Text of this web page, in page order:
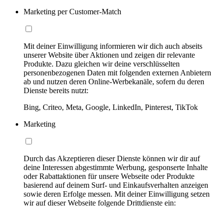
Marketing per Customer-Match
Mit deiner Einwilligung informieren wir dich auch abseits
unserer Website über Aktionen und zeigen dir relevante
Produkte. Dazu gleichen wir deine verschlüsselten
personenbezogenen Daten mit folgenden externen Anbietern
ab und nutzen deren Online-Werbekanäle, sofern du deren
Dienste bereits nutzt:
Bing, Criteo, Meta, Google, LinkedIn, Pinterest, TikTok
Marketing
Durch das Akzeptieren dieser Dienste können wir dir auf
deine Interessen abgestimmte Werbung, gesponserte Inhalte
oder Rabattaktionen für unsere Webseite oder Produkte
basierend auf deinem Surf- und Einkaufsverhalten anzeigen
sowie deren Erfolge messen. Mit deiner Einwilligung setzen
wir auf dieser Webseite folgende Drittdienste ein: